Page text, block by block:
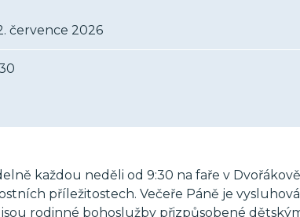
července 2026
každou neděli od 9:30 na faře v
příležitostech. Večeře Páně je
rodinné bohoslužby přizpůsobené